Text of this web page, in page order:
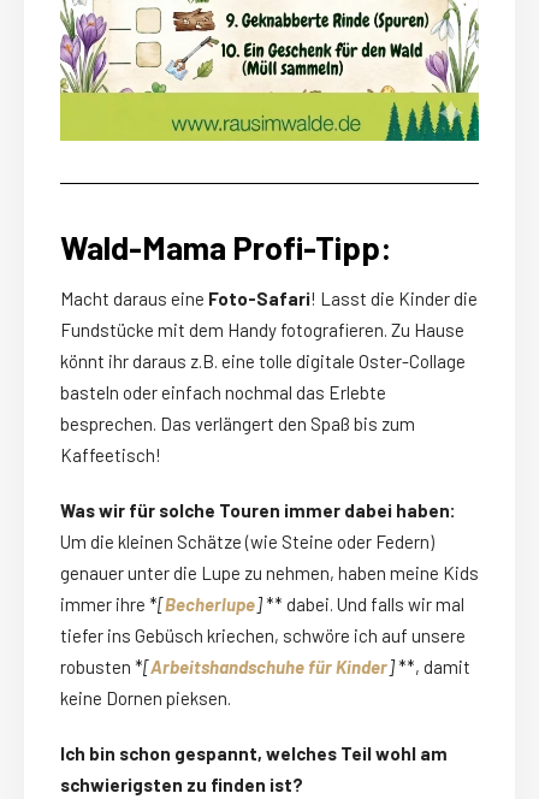
Wald-Mama Profi-Tipp:
Macht daraus eine Foto-Safari! Lasst die Kinder die
Fundstücke mit dem Handy fotografieren. Zu Hause
könnt ihr daraus z.B. eine tolle digitale Oster-Collage
basteln oder einfach nochmal das Erlebte
besprechen. Das verlängert den Spaß bis zum
Kaffeetisch!
Was wir für solche Touren immer dabei haben:
Um die kleinen Schätze (wie Steine oder Federn)
genauer unter die Lupe zu nehmen, haben meine Kids
immer ihre *[Becherlupe]** dabei. Und falls wir mal
tiefer ins Gebüsch kriechen, schwöre ich auf unsere
robusten *[Arbeitshandschuhe für Kinder]**, damit
keine Dornen pieksen.
Ich bin schon gespannt, welches Teil wohl am
schwierigsten zu finden ist?